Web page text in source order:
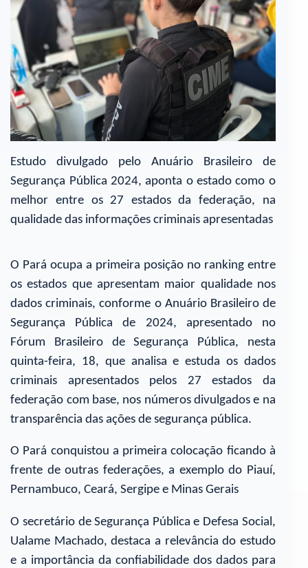
Estudo divulgado pelo Anuário Brasileiro de
Segurança Pública 2024, aponta o estado como o
melhor entre os 27 estados da federação, na
qualidade das informações criminais apresentadas
O Pará ocupa a primeira posição no ranking entre
os estados que apresentam maior qualidade nos
dados criminais, conforme o Anuário Brasileiro de
Segurança Pública de 2024, apresentado no
Fórum Brasileiro de Segurança Pública, nesta
quinta-feira, 18, que analisa e estuda os dados
criminais apresentados pelos 27 estados da
federação com base, nos números divulgados e na
transparência das ações de segurança pública.
O Pará conquistou a primeira colocação ficando à
frente de outras federações, a exemplo do Piauí,
Pernambuco, Ceará, Sergipe e Minas Gerais
O secretário de Segurança Pública e Defesa Social,
Ualame Machado, destaca a relevância do estudo
e a importância da confiabilidade dos dados para